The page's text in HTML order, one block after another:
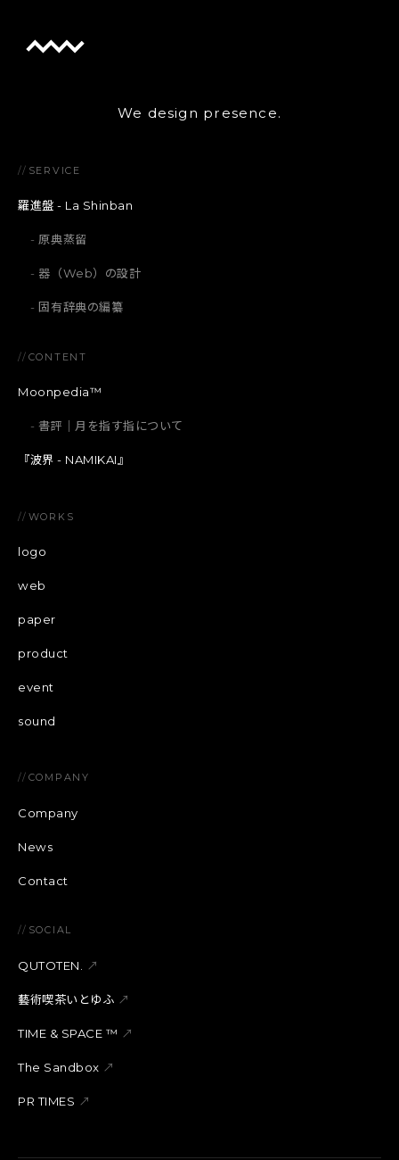
We design presence.
// SERVICE
羅進盤 - La Shinban
原典蒸留
器（Web）の設計
固有辞典の編纂
// CONTENT
Moonpedia™
書評｜月を指す指について
『波界 - NAMIKAI』
// WORKS
logo
web
paper
product
event
sound
// COMPANY
Company
News
Contact
// SOCIAL
QUTOTEN. ↗
藝術喫茶いとゆふ ↗
TIME & SPACE ™︎ ↗
The Sandbox ↗
PR TIMES ↗